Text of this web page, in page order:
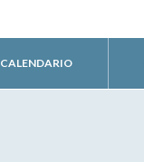
CALENDARIO